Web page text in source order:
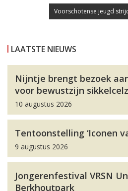
Voorschotense jeugd
LAATSTE NIEUWS
Nijntje brengt bezoek
voor bewustzijn
10 augustus 2026
Tentoonstelling ‘Iconen
9 augustus 2026
Jongerenfestival VRSN
Berkhoutpark